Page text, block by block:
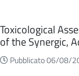
Eventi
Toxicological
of the Synergic,
Pubblicato 06/08/